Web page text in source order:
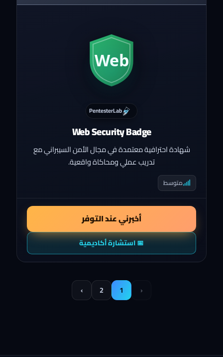
PentesterLab
Web Security Badge
شهادة احترافية معتمدة في مجال الأمن السيبراني مع
تدريب عملي ومحاكاة واقعية.
متوسط
أخبرني عند التوفر
📅 استشارة أكاديمية
‹
1
2
›